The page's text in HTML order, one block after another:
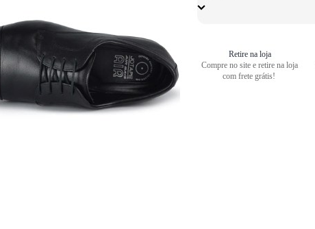
Retire na loja
Compre no site e retire na loja
com frete grátis!